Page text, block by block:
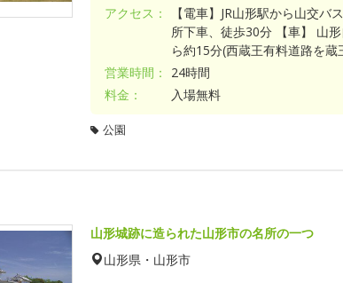
アクセス：
【電車】JR山形駅から山交バ
所下車、徒歩30分 【車】 山
ら約15分(西蔵王有料道路を蔵
営業時間：
24時間
料金：
入場無料
公園
山形城跡に造られた山形市の名所の一つ
山形県・山形市